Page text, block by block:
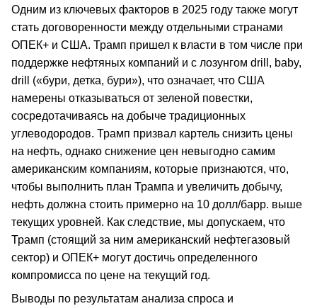
Одним из ключевых факторов в 2025 году также могут
стать договоренности между отдельными странами
ОПЕК+ и США. Трамп пришел к власти в том числе при
поддержке нефтяных компаний и с лозунгом drill, baby,
drill («бури, детка, бури»), что означает, что США
намерены отказываться от зеленой повестки,
сосредотачиваясь на добыче традиционных
углеводородов. Трамп призвал картель снизить цены
на нефть, однако снижение цен невыгодно самим
американским компаниям, которые признаются, что,
чтобы выполнить план Трампа и увеличить добычу,
нефть должна стоить примерно на 10 долл/барр. выше
текущих уровней. Как следствие, мы допускаем, что
Трамп (стоящий за ним американский нефтегазовый
сектор) и ОПЕК+ могут достичь определенного
компромисса по цене на текущий год.
Выводы по результатам анализа спроса и